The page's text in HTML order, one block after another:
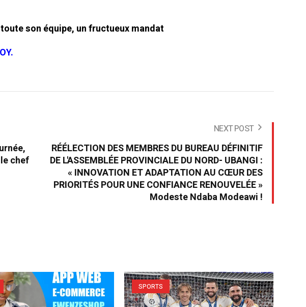
son équipe, un fructueux mandat
chef
NEXT POST
RÉÉLECTION DES MEMBRES DU BUREAU DÉFINITIF
DE L'ASSEMBLÉE PROVINCIALE DU NORD- UBANGI :
« INNOVATION ET ADAPTATION AU CŒUR DES
PRIORITÉS POUR UNE CONFIANCE RENOUVELÉE »
Modeste Ndaba Modeawi !
SPORTS